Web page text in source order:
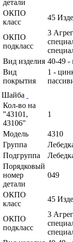
детали
ОКПО
класс
45
ОКПО
подкласс
3
Вид изделия 40-49 -
Вид
покрытия
1 -
Шайба
Кол-во на
"43101,
43106"
1
Модель
4310
Группа
Подгруппа
Порядковый
номер
детали
049
ОКПО
класс
45
ОКПО
подкласс
3